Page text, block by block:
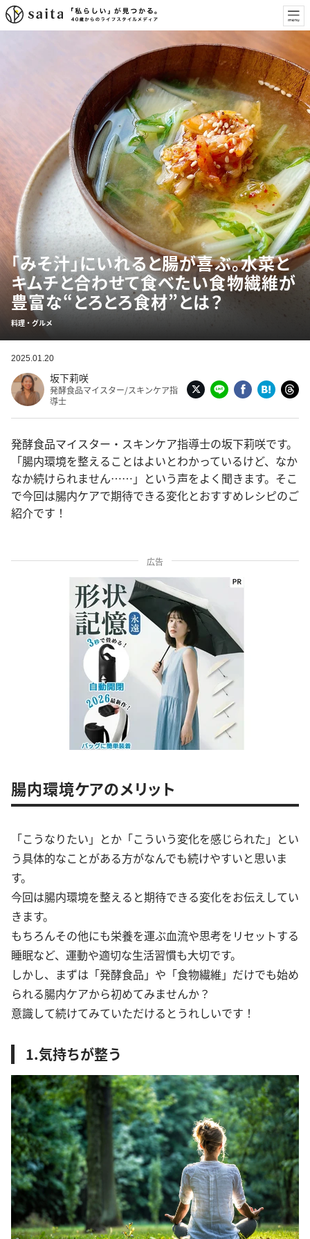
「みそ汁」にいれると腸が喜ぶ。水菜と
キムチと合わせて食べたい食物繊維が
豊富な“とろとろ食材”とは？
料理・グルメ
2025.01.20
坂下莉咲
発酵食品マイスター/スキンケア指
導士
発酵食品マイスター・スキンケア指導士の坂下莉咲です。
「腸内環境を整えることはよいとわかっているけど、なか
なか続けられません……」という声をよく聞きます。そこ
で今回は腸内ケアで期待できる変化とおすすめレシピのご
紹介です！
広告
腸内環境ケアのメリット
「こうなりたい」とか「こういう変化を感じられた」とい
う具体的なことがある方がなんでも続けやすいと思いま
す。
今回は腸内環境を整えると期待できる変化をお伝えしてい
きます。
もちろんその他にも栄養を運ぶ血流や思考をリセットする
睡眠など、運動や適切な生活習慣も大切です。
しかし、まずは「発酵食品」や「食物繊維」だけでも始め
られる腸内ケアから初めてみませんか？
意識して続けてみていただけるとうれしいです！
1.気持ちが整う